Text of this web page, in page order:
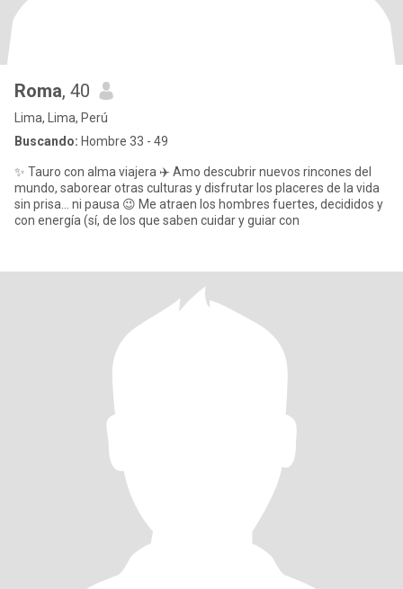
Roma, 40
Lima, Lima, Perú
Buscando: Hombre 33 - 49
✨ Tauro con alma viajera ✈️ Amo descubrir nuevos rincones del
mundo, saborear otras culturas y disfrutar los placeres de la vida
sin prisa... ni pausa 😉 Me atraen los hombres fuertes, decididos y
con energía (sí, de los que saben cuidar y guiar con